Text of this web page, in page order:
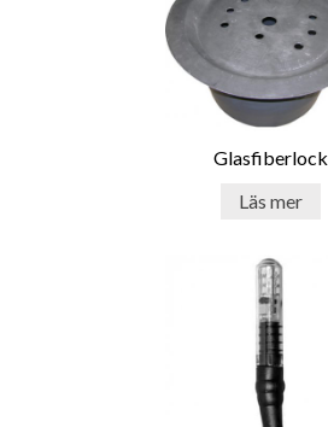
Glasfiberlock
Läs mer